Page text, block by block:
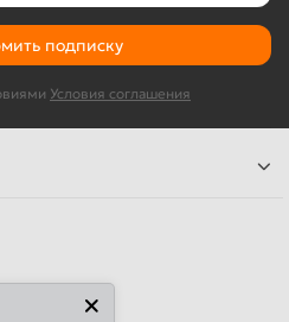
подписку
Условия соглашения